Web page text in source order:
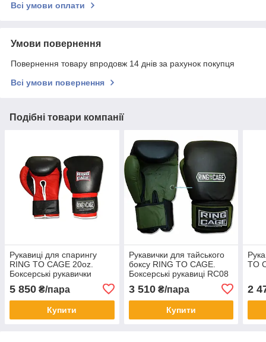
Всі умови оплати
Умови повернення
Повернення товару впродовж 14 днів за рахунок покупця
Всі умови повернення
Подібні товари компанії
Рукавиці для спарингу
RING TO CAGE 20oz.
Боксерські рукавички
5 850 ₴/пара
Купити
Рукавички для тайського
боксу RING TO CAGE.
Боксерські рукавиці RC08
3 510₴/пара
Купити
TO
2